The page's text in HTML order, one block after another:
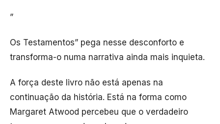
”
Os Testamentos” pega nesse desconforto e
transforma-o numa narrativa ainda mais inquieta.
A força deste livro não está apenas na
continuação da história. Está na forma como
Margaret Atwood percebeu que o verdadeiro